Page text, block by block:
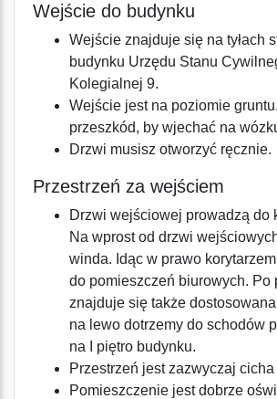
Wejście do budynku
Wejście znajduje się na tyłach
budynku Urzędu Stanu
Kolegialnej 9.
Wejście jest na poziomie
przeszkód, by wjechać na
Drzwi musisz otworzyć ręcznie.
Przestrzeń za wejściem
Drzwi wejściowej prowadzą do
Na wprost od drzwi
winda. Idąc w prawo
do pomieszczeń biurowych. Po
znajduje się także
na lewo dotrzemy do schodów
na I piętro budynku.
Przestrzeń jest zazwyczaj
Pomieszczenie jest dobrze